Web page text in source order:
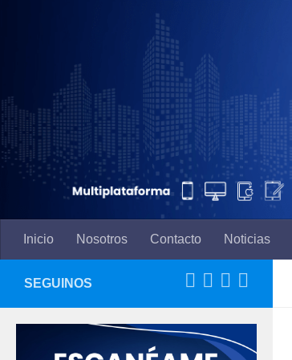
Inicio Nosotros Contacto Noticias
SEGUINOS